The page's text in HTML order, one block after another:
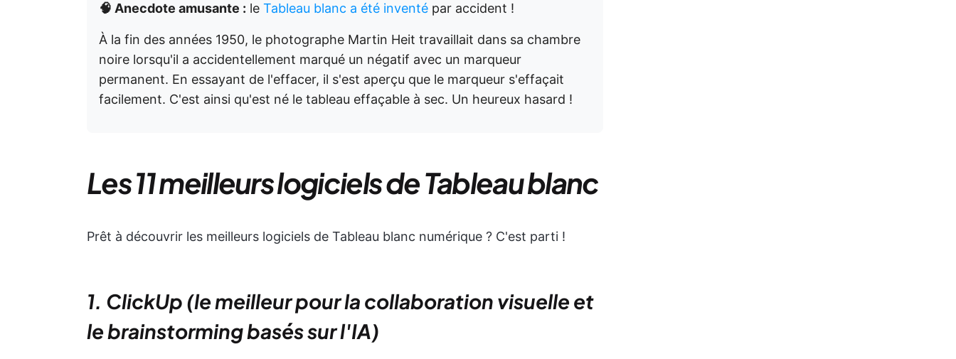
🧠 Anecdote amusante : le Tableau blanc a été inventé par accident !
À la fin des années 1950, le photographe Martin Heit travaillait dans sa chambre
noire lorsqu'il a accidentellement marqué un négatif avec un marqueur
permanent. En essayant de l'effacer, il s'est aperçu que le marqueur s'effaçait
facilement. C'est ainsi qu'est né le tableau effaçable à sec. Un heureux hasard !
Les 11 meilleurs logiciels de Tableau blanc
Prêt à découvrir les meilleurs logiciels de Tableau blanc numérique ? C'est parti !
1. ClickUp (le meilleur pour la collaboration visuelle et
le brainstorming basés sur l'IA)